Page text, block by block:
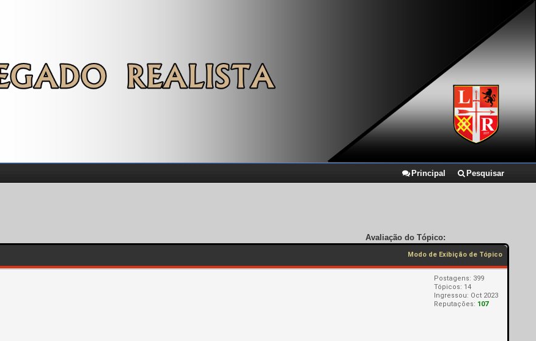
Principal Pesquisar
Avaliação do Tópico:
Modo de Exibição de Tópico
Postagens: 399
Tópicos: 14
Ingressou: Oct 2023
Reputações: 107